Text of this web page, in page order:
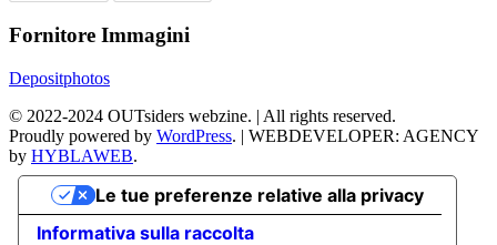
Fornitore Immagini
Depositphotos
© 2022-2024 OUTsiders webzine. | All rights reserved.
Proudly powered by WordPress. | WEBDEVELOPER: AGENCY
by HYBLAWEB.
Informativa sulla raccolta
Le tue preferenze relative alla privacy